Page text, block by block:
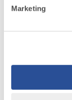
Marketing
Mit diesem Job
Unermessliche.